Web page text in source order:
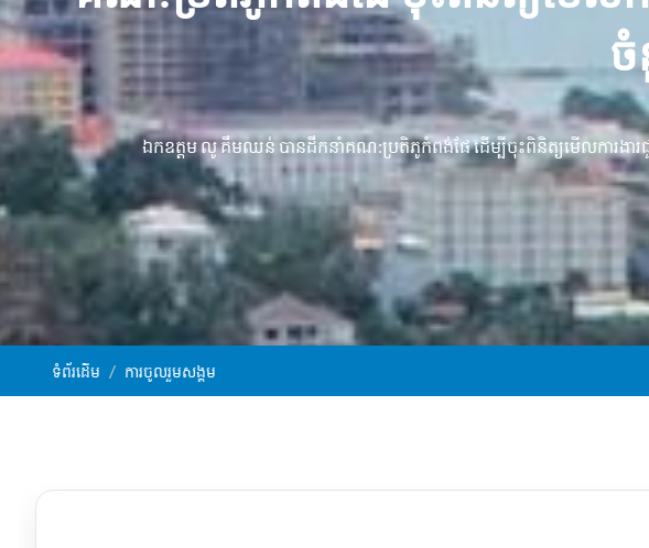
ចំ
ឯកឧត្ដម លូ គឹមឈន់ បានដឹកនាំគណ:ប្រតិភូកំពង់ផែ ដើម្បីចុះពិនិត្យមើលការងារ
ទំព័រដើម ការចូលរួមសង្គម